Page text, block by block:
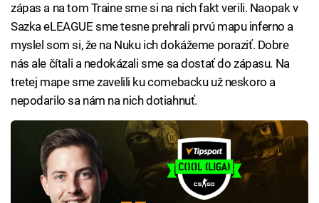
zápas a na tom Traine sme si na nich fakt verili. Naopak v
Sazka eLEAGUE sme tesne prehrali prvú mapu inferno a
myslel som si, že na Nuku ich dokážeme poraziť. Dobre
nás ale čítali a nedokázali sme sa dostať do zápasu. Na
tretej mape sme zavelili ku comebacku už neskoro a
nepodarilo sa nám na nich dotiahnuť.